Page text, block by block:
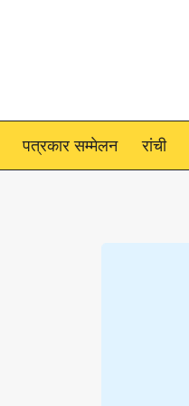
पत्रकार सम्मेलन रांची